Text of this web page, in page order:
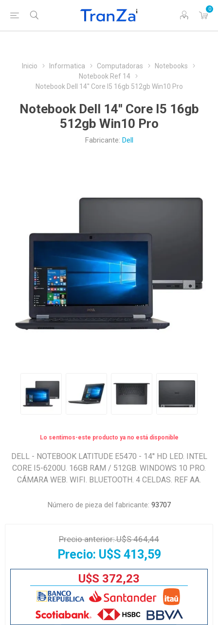
0
Inicio Informatica Computadoras
Notebooks
Notebook Ref 14
Notebook Dell 14'' Core I5 16gb 512gb Win10 Pro
Notebook Dell 14'' Core I5 16gb
512gb Win10 Pro
Fabricante: Dell
Lo sentimos-este producto ya no está disponible
DELL - NOTEBOOK LATITUDE E5470 - 14'' HD LED. INTEL
CORE I5-6200U. 16GB RAM / 512GB. WINDOWS 10 PRO.
CÁMARA WEB. WIFI. BLUETOOTH. 4 CELDAS. REF AA.
Número de pieza del fabricante: 93707
Precio anterior:U$S 464,44
Precio: U$S 413,59
U$S 372,23